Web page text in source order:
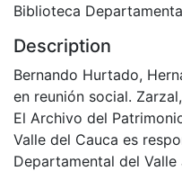
Biblioteca
Description
Bernando Hurtado,
en reunión social.
El Archivo del
Valle del Cauca es
Departamental del